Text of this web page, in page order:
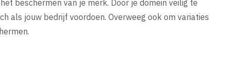
beschermen van je merk. Door je domein veilig te
als jouw bedrijf voordoen. Overweeg ook om variaties